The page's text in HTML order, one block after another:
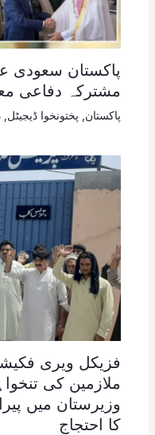
پاکستان سعودی
مشترکہ دفاعی
پاکستان پختونخوا ڈیجیٹل
ملازمین کی
وزیرستان میں
کا احتجاج